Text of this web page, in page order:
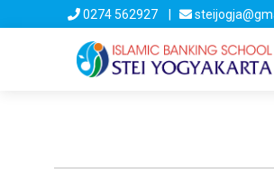
0274 562927 |